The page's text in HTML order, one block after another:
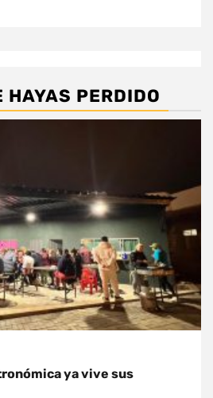
HAYAS PERDIDO
ya vive sus